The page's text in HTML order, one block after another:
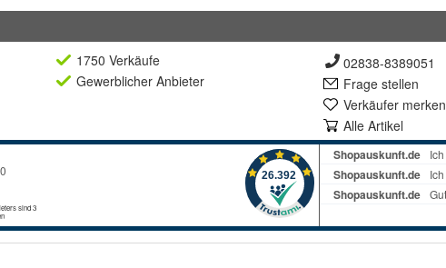
1750 Verkäufe
Gewerblicher Anbieter
02838-8389051
Frage stellen
Verkäufer merken
Alle Artikel